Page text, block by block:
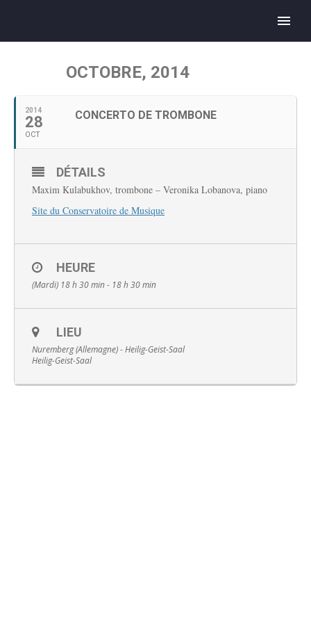
OCTOBRE, 2014
2014
28
OCT
CONCERTO DE TROMBONE
DÉTAILS
Maxim Kulabukhov, trombone – Veronika Lobanova, piano
Site du Conservatoire de Musique
HEURE
(Mardi) 18 h 30 min - 18 h 30 min
LIEU
Nuremberg (Allemagne) - Heilig-Geist-Saal
Heilig-Geist-Saal